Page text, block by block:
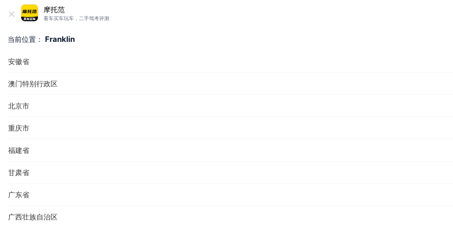
+ 摩托范
看车买车玩车，二手驾考评测
当前位置： Franklin
安徽省
澳门特别行政区
北京市
重庆市
福建省
甘肃省
广东省
广西壮族自治区